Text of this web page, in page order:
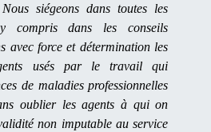
siégeons dans toutes les
y compris dans les conseils
avec force et détermination les
usés par le travail qui
de maladies professionnelles
oublier les agents à qui on
non imputable au service